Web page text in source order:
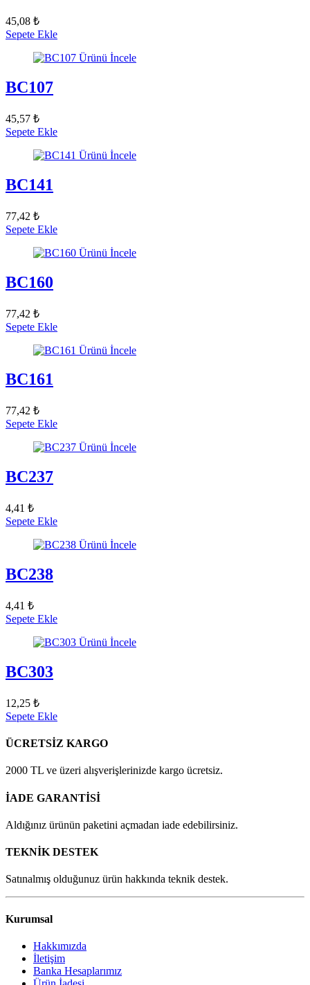
45,08 ₺
Sepete Ekle
Ürünü İncele
BC107
45,57 ₺
Sepete Ekle
Ürünü İncele
BC141
77,42 ₺
Sepete Ekle
Ürünü İncele
BC160
77,42 ₺
Sepete Ekle
Ürünü İncele
BC161
77,42 ₺
Sepete Ekle
Ürünü İncele
BC237
4,41 ₺
Sepete Ekle
Ürünü İncele
BC238
4,41 ₺
Sepete Ekle
Ürünü İncele
BC303
12,25 ₺
Sepete Ekle
ÜCRETSİZ KARGO
2000 TL ve üzeri alışverişlerinizde kargo ücretsiz.
İADE GARANTİSİ
Aldığınız ürünün paketini açmadan iade edebilirsiniz.
TEKNİK DESTEK
Satınalmış olduğunuz ürün hakkında teknik destek.
Kurumsal
Hakkımızda
İletişim
Banka Hesaplarımız